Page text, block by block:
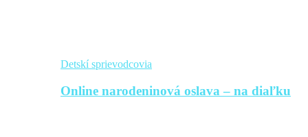
Detskí sprievodcovia
Online narodeninová oslava – na diaľku